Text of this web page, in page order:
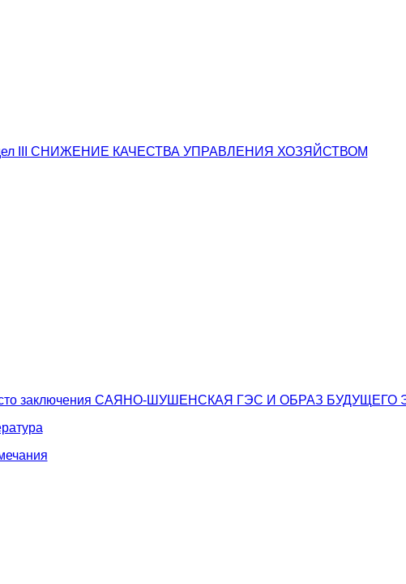
III СНИЖЕНИЕ КАЧЕСТВА УПРАВЛЕНИЯ ХОЗЯЙСТВОМ
заключения САЯНО-ШУШЕНСКАЯ ГЭС И ОБРАЗ